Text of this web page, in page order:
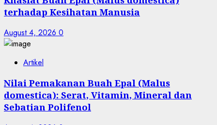
terhadap Kesihatan Manusia
August 4, 2026 0
Artikel
Nilai Pemakanan Buah Epal (Malus
domestica): Serat, Vitamin, Mineral dan
Sebatian Polifenol